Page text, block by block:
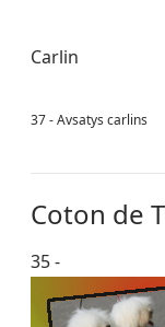
Carlin
37 -Avsatys carlins
Coton de
35 -